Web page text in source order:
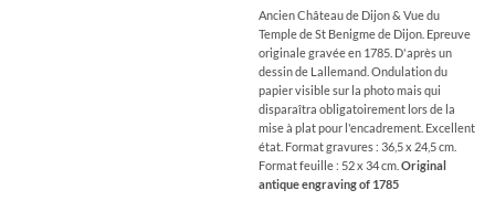
Ancien Château de Dijon & Vue du
Temple de St Benigme de Dijon. Epreuve
originale gravée en 1785. D'après un
dessin de Lallemand. Ondulation du
papier visible sur la photo mais qui
disparaîtra obligatoirement lors de la
mise à plat pour l'encadrement. Excellent
état. Format gravures : 36,5 x 24,5 cm.
Format feuille : 52 x 34 cm. Original
antique engraving of 1785